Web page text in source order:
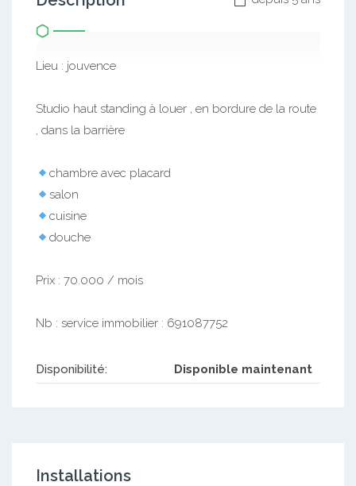
Lieu : jouvence
Studio haut standing à louer , en bordure de la route
, dans la barrière
chambre avec placard
salon
cuisine
douche
Prix : 70.000 / mois
Nb : service immobilier : 691087752
Disponibilité: Disponible maintenant
Installations